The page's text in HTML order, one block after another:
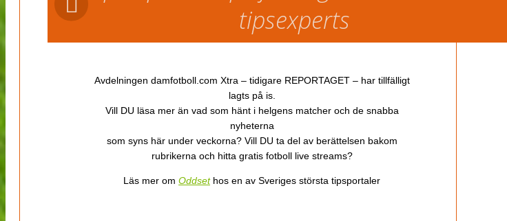
tipsexperts
Avdelningen damfotboll.com Xtra – tidigare REPORTAGET – har tillfälligt
lagts på is.
Vill DU läsa mer än vad som hänt i helgens matcher och de snabba
nyheterna
som syns här under veckorna? Vill DU ta del av berättelsen bakom
rubrikerna och hitta gratis fotboll live streams?
Läs mer om Oddsethos en av Sveriges största tipsportaler